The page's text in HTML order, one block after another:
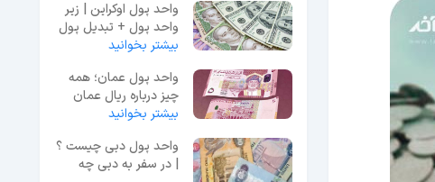
واحد پول اوکراین | زیر
واحد پول + تبدیل پول
به ریال
بیشتر بخوانید
واحد پول عمان؛ همه
چیز درباره ریال عمان
(OMR)
بیشتر بخوانید
واحد پول دبی چیست ؟
| در سفر به دبی چه